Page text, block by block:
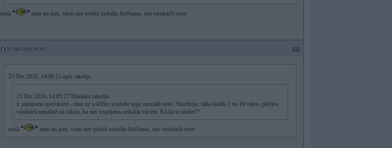
nekā man tas pats, vieni nav priekš mobilās lūrēšanas, otri vienkārši error
23. Dec 2010, 14:10 #26
23 Dec 2010, 14:08:15 upis rakstīja:
23 Dec 2010, 14:05:27 Manjaks rakstīja:
ir jautājums spečukiem - man uz wildfire youtube apps normāli neiet. Skaidroju: rāda kkādu 1 no 10 video, pārējos
vienkārši nepalaiž un raksta, ka nav iespējams nokačāt vai tml. Kā lai to izlabo??
nekā man tas pats, vieni nav priekš mobilās lūrēšanas, otri vienkārši error